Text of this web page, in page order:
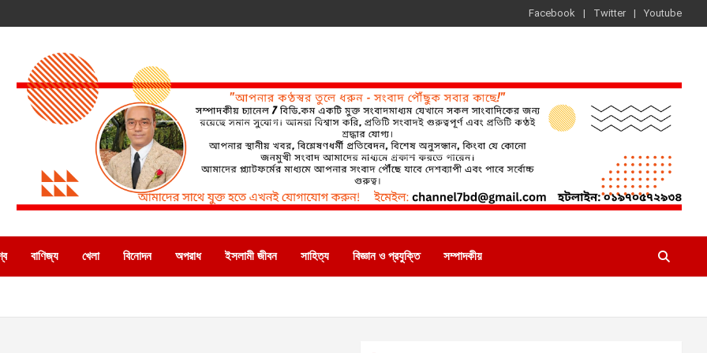
Facebook Twitter Youtube
বাণিজ্য খেলা বিনোদন অপরাধ ইসলামী জীবন সাহিত্য বিজ্ঞান ও প্রযুক্তি সম্পাদকীয়